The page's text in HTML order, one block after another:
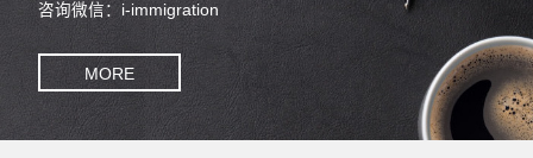
咨询微信：i-immigration
MORE